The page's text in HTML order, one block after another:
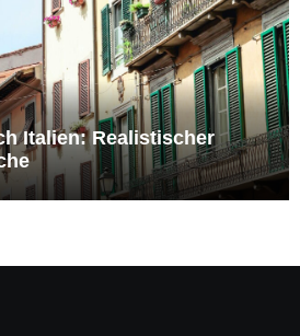
Italien: Realistischer